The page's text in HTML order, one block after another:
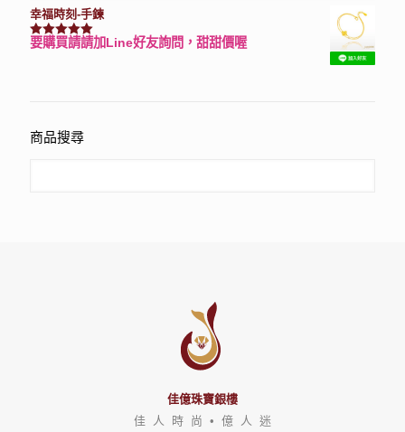
幸福時刻-手鍊
評分3150滿分 5
要購買請請加Line好友詢問，甜甜價喔
商品搜尋
佳億珠寶銀樓
佳 人 時 尚 • 億 人 迷